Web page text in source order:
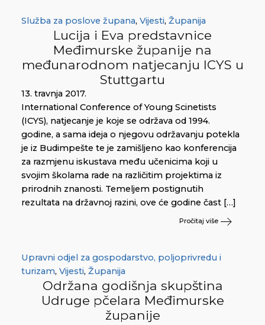
Služba za poslove župana, Vijesti, Županija
Lucija i Eva predstavnice
Međimurske županije na
međunarodnom natjecanju ICYS u
Stuttgartu
13. travnja 2017.
International Conference of Young Scinetists
(ICYS), natjecanje je koje se održava od 1994.
godine, a sama ideja o njegovu održavanju potekla
je iz Budimpešte te je zamišljeno kao konferencija
za razmjenu iskustava među učenicima koji u
svojim školama rade na različitim projektima iz
prirodnih znanosti. Temeljem postignutih
rezultata na državnoj razini, ove će godine čast […]
Pročitaj više
Upravni odjel za gospodarstvo, poljoprivredu i
turizam, Vijesti, Županija
Održana godišnja skupština
Udruge pčelara Međimurske
županije